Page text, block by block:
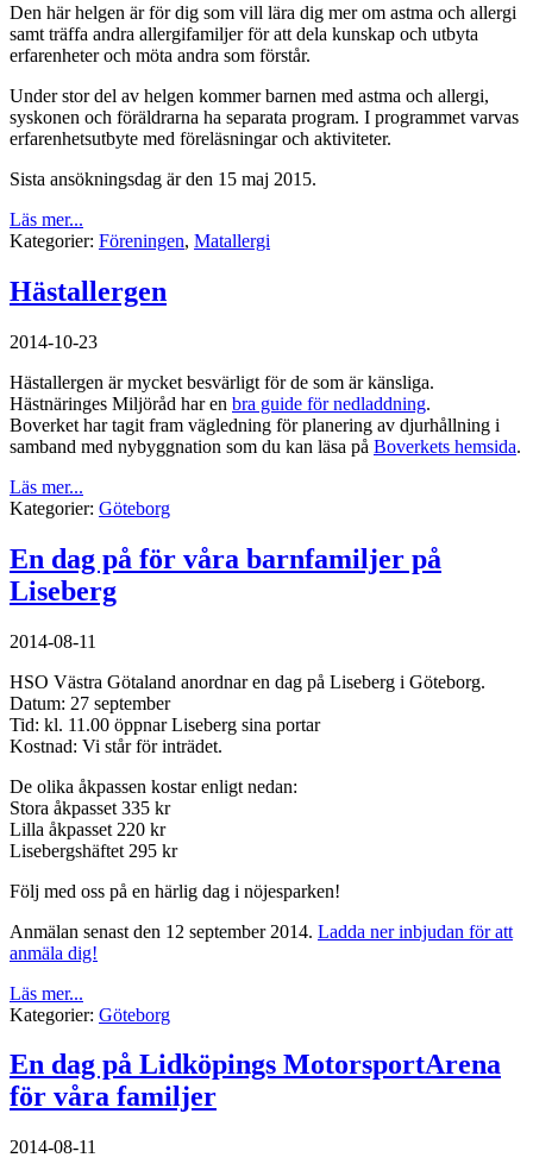
Den här helgen är för dig som vill lära dig mer om astma och allergi
samt träffa andra allergifamiljer för att dela kunskap och utbyta
erfarenheter och möta andra som förstår.
Under stor del av helgen kommer barnen med astma och allergi,
syskonen och föräldrarna ha separata program. I programmet varvas
erfarenhetsutbyte med föreläsningar och aktiviteter.
Sista ansökningsdag är den 15 maj 2015.
Läs mer...
Kategorier: Föreningen, Matallergi
Hästallergen
2014-10-23
Hästallergen är mycket besvärligt för de som är känsliga.
Hästnäringes Miljöråd har en bra guide för nedladdning.
Boverket har tagit fram vägledning för planering av djurhållning i
samband med nybyggnation som du kan läsa på Boverkets hemsida.
Läs mer...
Kategorier: Göteborg
En dag på för våra barnfamiljer på
Liseberg
2014-08-11
HSO Västra Götaland anordnar en dag på Liseberg i Göteborg.
Datum: 27 september
Tid: kl. 11.00 öppnar Liseberg sina portar
Kostnad: Vi står för inträdet.
De olika åkpassen kostar enligt nedan:
Stora åkpasset 335 kr
Lilla åkpasset 220 kr
Lisebergshäftet 295 kr
Följ med oss på en härlig dag i nöjesparken!
Anmälan senast den 12 september 2014. Ladda ner inbjudan för att
anmäla dig!
Läs mer...
Kategorier: Göteborg
En dag på Lidköpings MotorsportArena
för våra familjer
2014-08-11